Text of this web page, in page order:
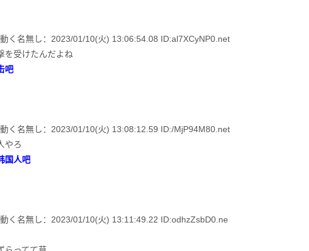
く名無し：2023/01/10(火) 13:06:54.08 ID:al7XCyNP0.net
を受けたんだよね
吧
く名無し：2023/01/10(火) 13:08:12.59 ID:/MjP94M80.net
やろ
国人吧
く名無し：2023/01/10(火) 13:11:49.22 ID:odhzZsbD0.ne